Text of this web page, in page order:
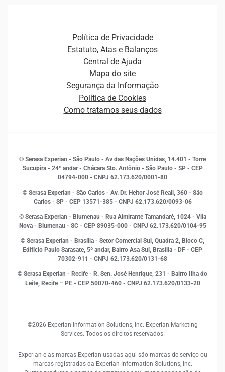
Plataformas e Motores de decisão
Curso Gratuito de Saúde Financeira
Empreendedorismo
Estudos e Pesquisas
Inovação e Tecnologia
Leis e impostos
Marketing
Open Finance
Proteção de Dados
Sustentabilidade Corporativa
Distribuidores e representantes
Estrutura Organizacional
Sala de Imprensa
Política de Privacidade
Estatuto, Atas e Balanços
Central de Ajuda
Mapa do site
Segurança da Informação
Política de Cookies
Como tratamos seus dados
© Serasa Experian - São Paulo - Av das Nações Unidas, 14.401 - Torre
Sucupira - 24º andar - Chácara Sto. Antônio - São Paulo - SP - CEP
04794-000 - CNPJ 62.173.620/0001-80
© Serasa Experian - São Carlos - Av. Dr. Heitor José Reali, 360 - São
Carlos - SP - CEP 13571-385 - CNPJ 62.173.620/0093-06
© Serasa Experian - Blumenau - Rua Almirante Tamandaré, 1024 - Vila
Nova - Blumenau - SC - CEP 89035-000 - CNPJ 62.173.620/0104-95
© Serasa Experian - Brasília - Setor Comercial Sul, Quadra 2, Bloco C,
Edifício Paulo Sarasate, 5º andar, Bairro Asa Sul, Brasília - DF - CEP
70302-911 - CNPJ 62.173.620/0131-68
© Serasa Experian - Recife - R. Sen. José Henrique, 231 - Bairro Ilha do
Leite, Recife – PE - CEP 50070-460 - CNPJ 62.173.620/0133-20
©2026 Experian Information Solutions, Inc. Experian Marketing
Services. Todos os direitos reservados.
Experian e as marcas Experian usadas aqui são marcas de serviço ou
marcas registradas da Experian Information Solutions, Inc.